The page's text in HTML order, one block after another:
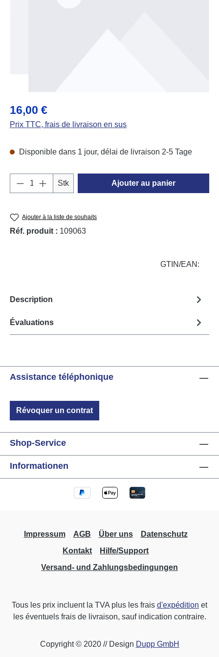
Prix régulier :
16,00 €
Prix TTC, frais de livraison en sus
Disponible dans 1 jour, délai de livraison 2-5 Tage
Quantité de produit : Entrez la quantité
Stk Ajouter au panier
Ajouter à la liste de souhaits
Réf. produit : 109063
GTIN/EAN:
Description
Évaluations
Assistance téléphonique
Révoquer un contrat
Shop-Service
Informationen
Impressum AGB Über uns
Datenschutz
Kontakt
Hilfe/Support
Versand- und Zahlungsbedingungen
Tous les prix incluent la TVA plus les frais d'expédition et
les éventuels frais de livraison, sauf indication contraire.
Copyright © 2020 // Design Dupp GmbH